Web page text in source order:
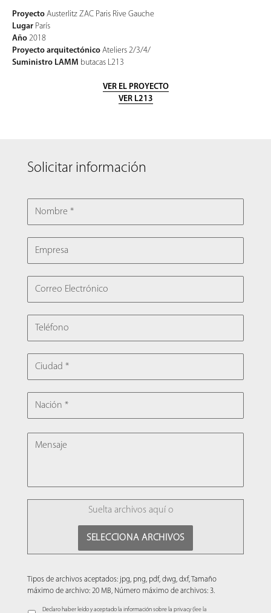
Proyecto Austerlitz ZAC Paris Rive Gauche
Lugar París
Año 2018
Proyecto arquitectónico Ateliers 2/3/4/
Suministro LAMM butacas L213
VER EL PROYECTO
VER L213
Solicitar información
NOMBRE
EMPRESA
CORREO ELECTRÓNICO
TELÉFONO
CIUDAD
NACIÓN
MENSAJE
FILE
Suelta archivos aquí o
SELECCIONA ARCHIVOS
Tipos de archivos aceptados: jpg, png, pdf, dwg, dxf, Tamaño
máximo de archivo: 20 MB, Número máximo de archivos: 3.
Declaro haber leído y aceptado la información sobre la privacy (lee la